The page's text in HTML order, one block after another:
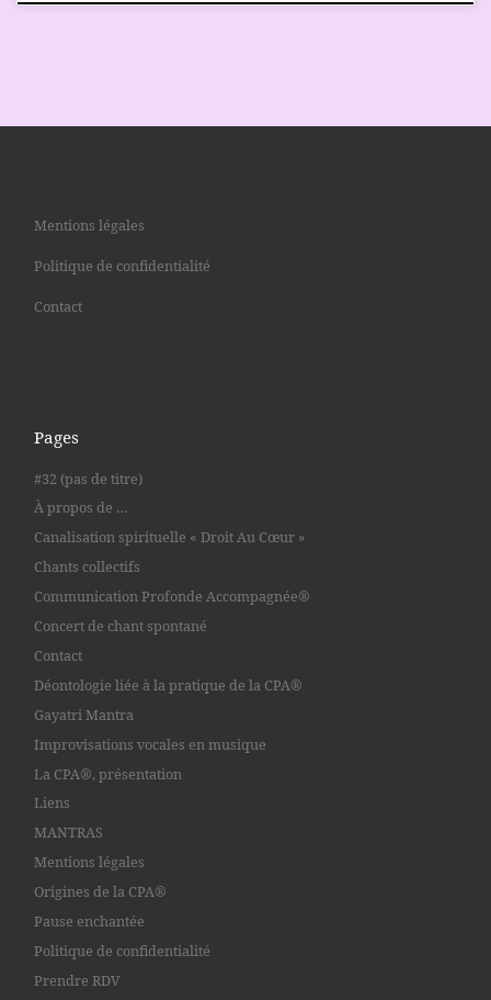
Mentions légales
Politique de confidentialité
Contact
Pages
#32 (pas de titre)
À propos de …
Canalisation spirituelle « Droit Au Cœur »
Chants collectifs
Communication Profonde Accompagnée®
Concert de chant spontané
Contact
Déontologie liée à la pratique de la CPA®
Gayatri Mantra
Improvisations vocales en musique
La CPA®, présentation
Liens
MANTRAS
Mentions légales
Origines de la CPA®
Pause enchantée
Politique de confidentialité
Prendre RDV